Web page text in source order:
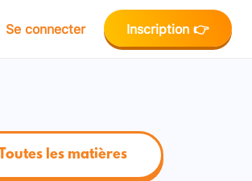
Se connecter Inscription 👉
Toutes les matières